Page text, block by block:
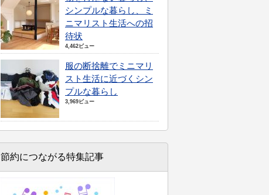
シンプルな暮らし、ミ
ニマリスト生活への招
待状
4,462ビュー
服の断捨離でミニマリ
スト生活に近づくシン
プルな暮らし
3,969ビュー
節約につながる特集記事